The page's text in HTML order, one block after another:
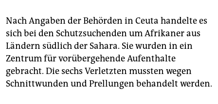
Nach Angaben der Behörden in Ceuta handelte es
sich bei den Schutzsuchenden um Afrikaner aus
Ländern südlich der Sahara. Sie wurden in ein
Zentrum für vorübergehende Aufenthalte
gebracht. Die sechs Verletzten mussten wegen
Schnittwunden und Prellungen behandelt werden.